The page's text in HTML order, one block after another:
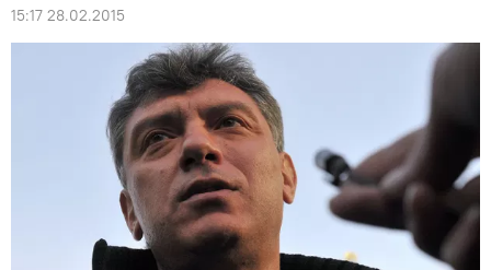
15:17 28.02.2015